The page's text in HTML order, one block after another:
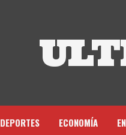
DEPORTES ECONOMÍA